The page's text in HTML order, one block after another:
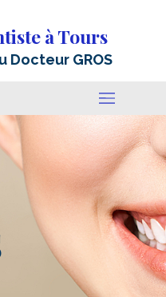
à Tours
Docteur GROS